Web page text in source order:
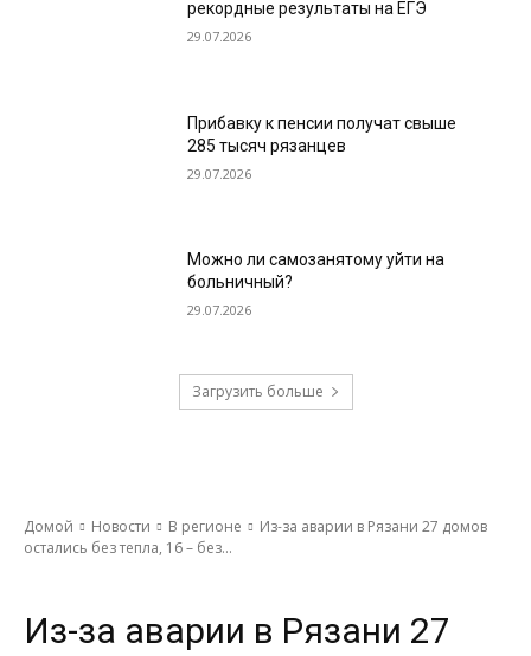
рекордные результаты на ЕГЭ
29.07.2026
Прибавку к пенсии получат свыше
285 тысяч рязанцев
29.07.2026
Можно ли самозанятому уйти на
больничный?
29.07.2026
Загрузить больше